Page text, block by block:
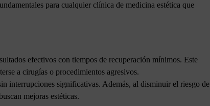
para cualquier clínica de medicina estética que
efectivos con tiempos de recuperación mínimos. Este
a cirugías o procedimientos agresivos.
interrupciones significativas. Además, al disminuir el riesgo de
mejoras estéticas.